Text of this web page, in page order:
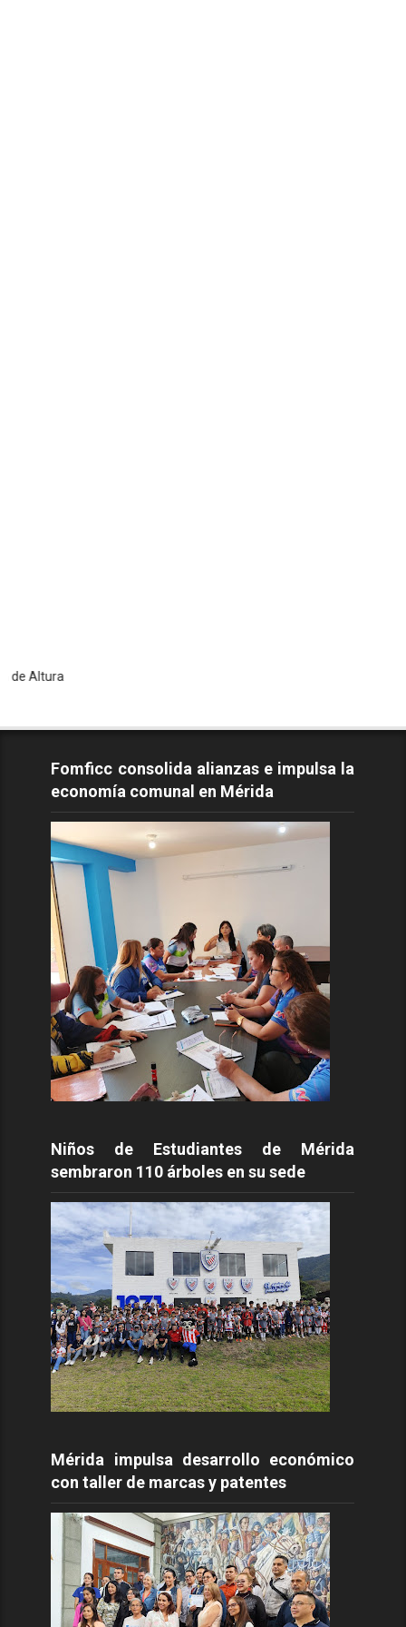
Fomficc consolida alianzas e impulsa la
economía comunal en Mérida
Niños de Estudiantes de Mérida
sembraron 110 árboles en su sede
Mérida impulsa desarrollo económico
con taller de marcas y patentes